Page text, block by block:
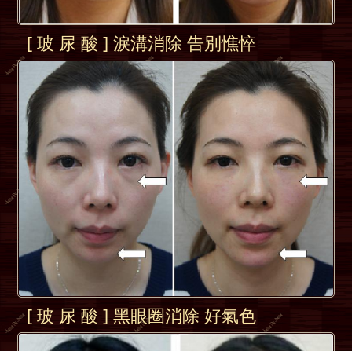
[ 玻 尿 酸 ] 淚溝消除 告別憔悴
[ 玻 尿 酸 ] 黑眼圈消除 好氣色